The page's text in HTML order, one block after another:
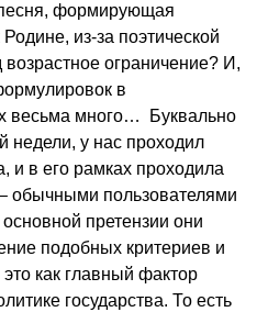
формирующая
из-за поэтической
возрастное ограничение? И,
в
весьма много… Буквально
недели, у нас проходил
и в его рамках проходила
обычными пользователями
претензии они
подобных критериев и
как главный фактор
государства. То есть